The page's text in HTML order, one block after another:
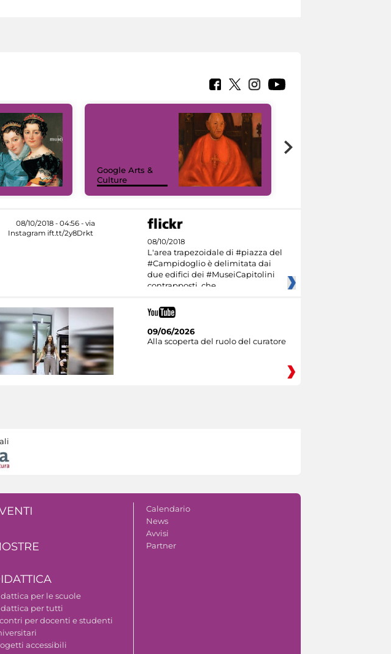
Google Arts &
Culture
08/10/2018
L'area trapezoidale di #piazza del
#Campidoglio è delimitata dai
due edifici dei #MuseiCapitolini
contrapposti, che
09/06/2026
Alla scoperta del ruolo del curatore
per le scuole
per tutti
per docenti e studenti
accessibili
Calendario
News
Avvisi
Partner